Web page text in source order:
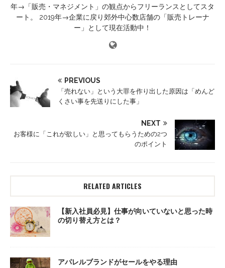
年→「販売・マネジメント」の観点からフリーランスとしてスタ
ート。 2019年→企業に戻り郊外中心数店舗の「販売トレーナ
ー」として現在活動中！
PREVIOUS
「売れない」という大罪を作り出した原因は「めんど
くさい事を先送りにした事」
NEXT
お客様に「これが欲しい」と思ってもらうための2つ
のポイント
RELATED ARTICLES
【新入社員必見】仕事が向いていないと思った時
の切り替え方とは？
アパレルブランドがセールをやる理由